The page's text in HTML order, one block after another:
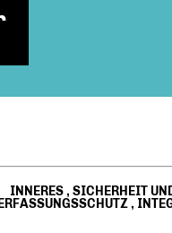
INNERES,SICHERHEIT
,